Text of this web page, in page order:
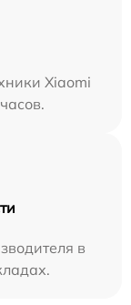
Xiaomi
в